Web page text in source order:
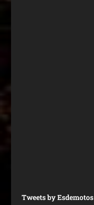
Tweets by Esdemotos